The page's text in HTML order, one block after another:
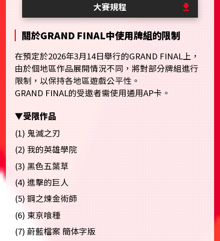
大賽規程
關於GRAND FINAL中使用牌組的限制
在預定於2026年3月14日舉行的GRAND FINAL上，
由於個地區作品展開情況不同，將對部分牌組進行
限制，以保持各地區遊戲公平性。
GRAND FINAL的受邀者需使用通用AP卡。
▼受限作品
(1) 鬼滅之刃
(2) 我的英雄學院
(3) 黑色五葉草
(4) 進擊的巨人
(5) 鋼之煉金術師
(6) 東京喰種
(7) 蔚藍檔案 簡体字版